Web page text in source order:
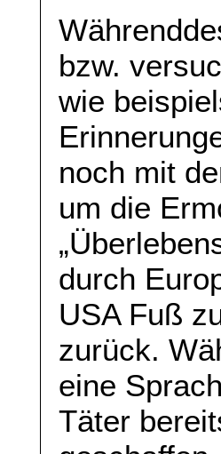
bzw.
wie
noch mit
um die
durch
USA Fuß
zurück.
eine
Täter